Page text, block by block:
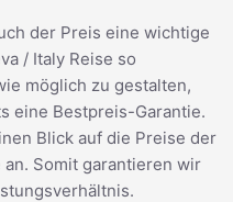
der Preis eine wichtige
/ Italy Reise so
möglich zu gestalten,
eine Bestpreis-Garantie.
Blick auf die Preise der
Somit garantieren wir